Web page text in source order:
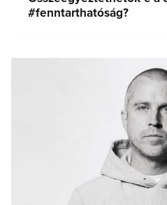
#fenntarthatóság?